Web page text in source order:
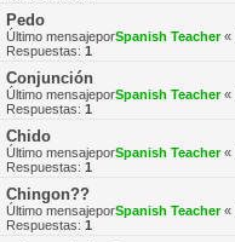
Pedo
Último mensajeporSpanish Teacher«
Respuestas: 1
Conjunción
Último mensajeporSpanish Teacher«
Respuestas: 1
Chido
Último mensajeporSpanish Teacher«
Respuestas: 1
Chingon??
Último mensajeporSpanish Teacher«
Respuestas: 1